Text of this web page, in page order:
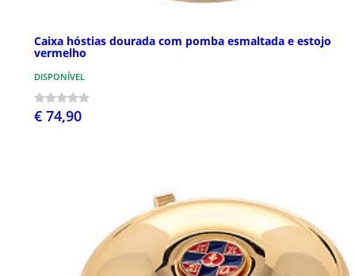
Caixa hóstias dourada com pomba esmaltada e estojo
vermelho
DISPONÍVEL
€ 74,90